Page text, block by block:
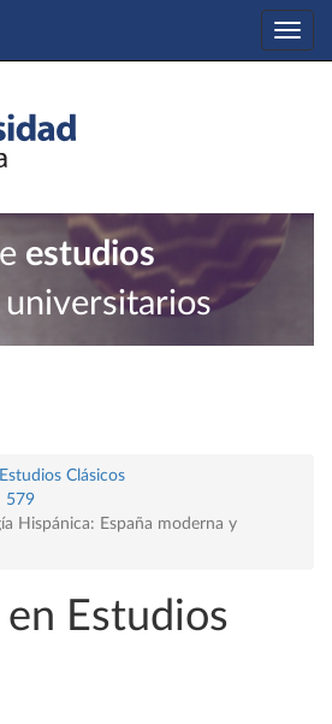
estudios
universitarios
Clásicos
579
Hispánica: España moderna y
Estudios